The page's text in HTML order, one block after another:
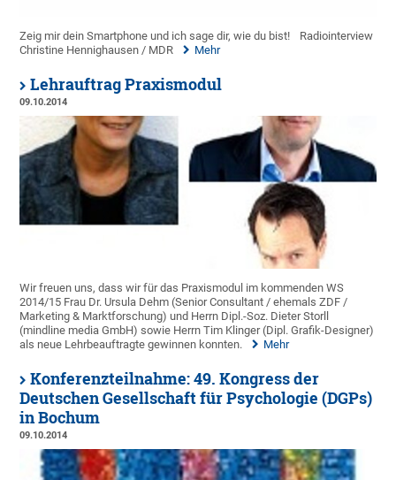
Zeig mir dein Smartphone und ich sage dir, wie du bist!
Radiointerview
Christine Hennighausen / MDR
Mehr
Lehrauftrag Praxismodul
09.10.2014
Wir freuen uns, dass wir für das Praxismodul im kommenden WS
2014/15 Frau Dr. Ursula Dehm (Senior Consultant / ehemals ZDF /
Marketing & Marktforschung) und Herrn Dipl.-Soz. Dieter Storll
(mindline media GmbH) sowie Herrn Tim Klinger (Dipl. Grafik-Designer)
als neue Lehrbeauftragte gewinnen konnten.
Mehr
Konferenzteilnahme: 49. Kongress der
Deutschen Gesellschaft für Psychologie (DGPs)
in Bochum
09.10.2014